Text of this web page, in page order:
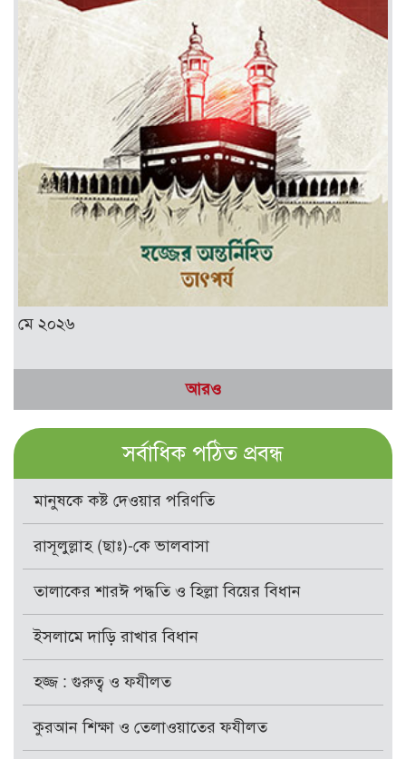
মে ২০২৬
আরও
সর্বাধিক পঠিত প্রবন্ধ
মানুষকে কষ্ট দেওয়ার পরিণতি
রাসূলুল্লাহ (ছাঃ)-কে ভালবাসা
তালাকের শারঈ পদ্ধতি ও হিল্লা বিয়ের বিধান
ইসলামে দাড়ি রাখার বিধান
হজ্জ : গুরুত্ব ও ফযীলত
কুরআন শিক্ষা ও তেলাওয়াতের ফযীলত